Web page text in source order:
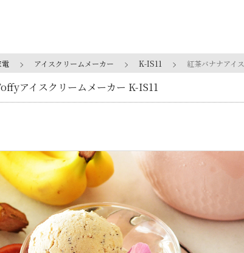
電 アイスクリームメーカー K-IS11 紅茶バナナアイス
アイスクリームメーカー K-IS11